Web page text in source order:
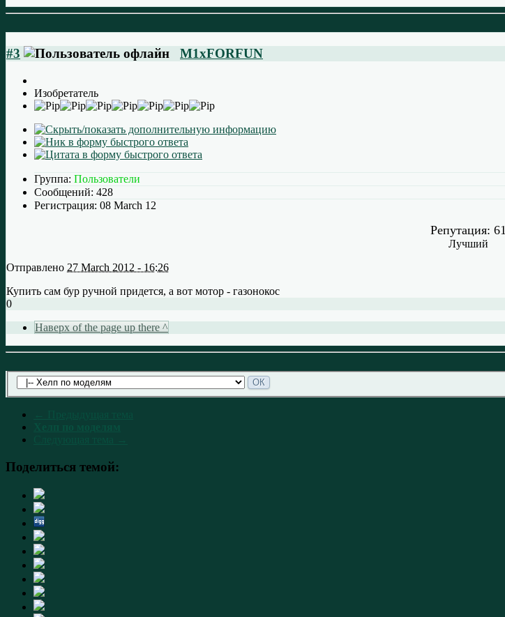
#3 M1xFORFUN
Изобретатель
Группа: Пользователи
Сообщений: 428
Регистрация: 08 March 12
Репутация: 61
Лучший
Отправлено 27 March 2012 - 16:26
Купить сам бур ручной придется, а вот мотор - газонокос
0
Наверх of the page up there ^
Поделиться темой: